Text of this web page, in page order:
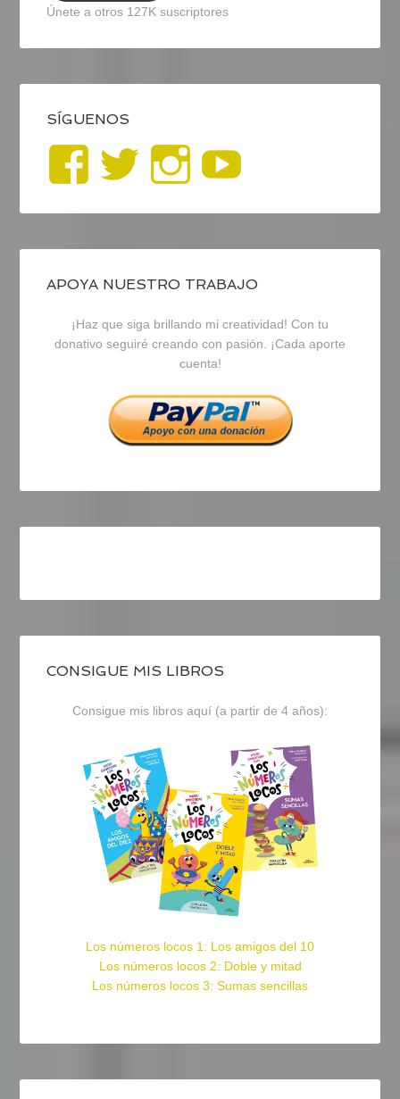
Únete a otros 127K suscriptores
SÍGUENOS
Ver
perfil
de
blogrecursosep
en
Facebook
Ver
perfil
de
recursosep
en
Twitter
Ver
perfil
de
recursosep
en
Instagram
APOYA NUESTRO TRABAJO
¡Haz que siga brillando mi creatividad! Con tu
donativo seguiré creando con pasión. ¡Cada aporte
cuenta!
CONSIGUE MIS LIBROS
Consigue mis libros aquí (a partir de 4 años):
Los números locos 1: Los amigos del 10
Los números locos 2: Doble y mitad
Los números locos 3: Sumas sencillas